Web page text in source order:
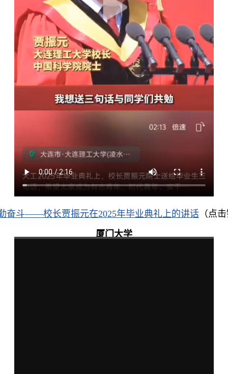
奋斗——校长贾振元在2025年毕业典礼上的讲话 （点
厦门大学